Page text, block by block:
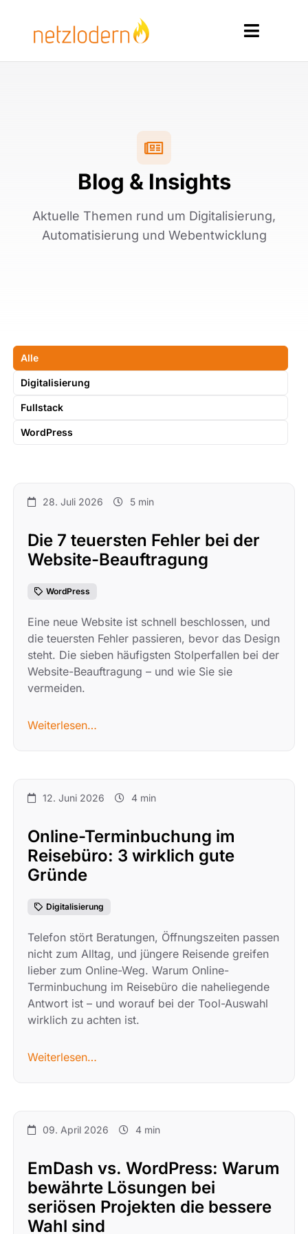
springen
Toggle
Kontakt
Blog & Insights
Aktuelle Themen rund um Digitalisierung,
Automatisierung und Webentwicklung
Alle
Digitalisierung
Fullstack
WordPress
28. Juli 2026 5 min
Die 7 teuersten Fehler bei der
Website-Beauftragung
WordPress
Eine neue Website ist schnell beschlossen, und
die teuersten Fehler passieren, bevor das Design
steht. Die sieben häufigsten Stolperfallen bei der
Website-Beauftragung – und wie Sie sie
vermeiden.
Weiterlesen…
12. Juni 2026 4 min
Online-Terminbuchung im
Reisebüro: 3 wirklich gute
Gründe
Digitalisierung
Telefon stört Beratungen, Öffnungszeiten passen
nicht zum Alltag, und jüngere Reisende greifen
lieber zum Online-Weg. Warum Online-
Terminbuchung im Reisebüro die naheliegende
Antwort ist – und worauf bei der Tool-Auswahl
wirklich zu achten ist.
Weiterlesen…
09. April 2026 4 min
EmDash vs. WordPress: Warum
bewährte Lösungen bei
seriösen Projekten die bessere
Wahl sind